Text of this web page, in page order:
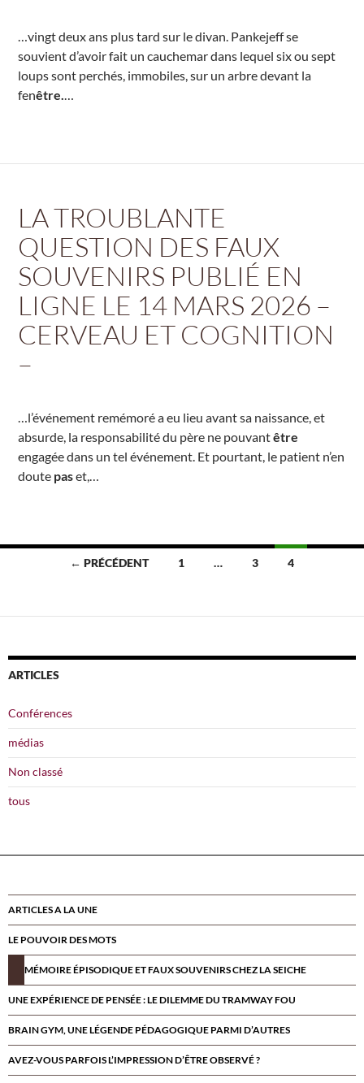
…vingt deux ans plus tard sur le divan. Pankejeff se
souvient d’avoir fait un cauchemar dans lequel six ou sept
loups sont perchés, immobiles, sur un arbre devant la
fenêtre.…
LA TROUBLANTE
QUESTION DES FAUX
SOUVENIRS PUBLIÉ EN
LIGNE LE 14 MARS 2026 –
CERVEAU ET COGNITION
–
…l’événement remémoré a eu lieu avant sa naissance, et
absurde, la responsabilité du père ne pouvantêtre
engagée dans un tel événement. Et pourtant, le patient n’en
doute paset,…
Navigation
articles
← PRÉCÉDENT 1 … 3 4
ARTICLES
Conférences
médias
Non classé
tous
ARTICLES A LA UNE
LE POUVOIR DES MOTS
MÉMOIRE ÉPISODIQUE ET FAUX SOUVENIRS CHEZ LA SEICHE
UNE EXPÉRIENCE DE PENSÉE : LE DILEMME DU TRAMWAY FOU
BRAIN GYM, UNE LÉGENDE PÉDAGOGIQUE PARMI D’AUTRES
AVEZ-VOUS PARFOIS L’IMPRESSION D’ÊTRE OBSERVÉ ?